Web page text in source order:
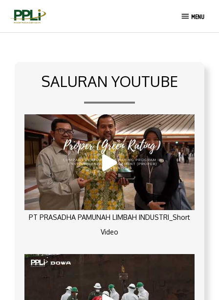
MENU
MENU
SALURAN YOUTUBE
PT PRASADHA PAMUNAH LIMBAH INDUSTRI_Short
Video